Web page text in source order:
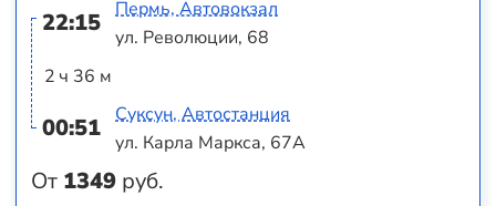
22:15
2 ч 36 м
00:51
От 1349 руб.
Пермь, Автовокзал
ул. Революции, 68
Суксун, Автостанция
ул. Карла Маркса, 67А